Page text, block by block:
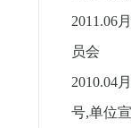
2011.06
员会
2010.04
号,单位